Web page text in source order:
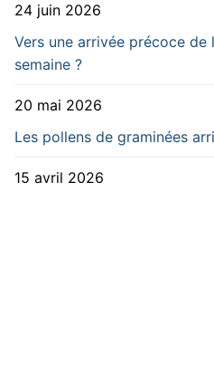
24 juin 2026
Vers une arrivée précoce de
semaine ?
20 mai 2026
Les pollens de graminées
15 avril 2026